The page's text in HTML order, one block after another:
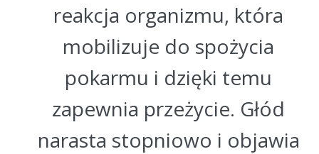
reakcja organizmu, która
mobilizuje do spożycia
pokarmu i dzięki temu
zapewnia przeżycie. Głód
narasta stopniowo i objawia